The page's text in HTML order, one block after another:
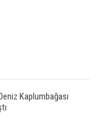
Kaplumbağası